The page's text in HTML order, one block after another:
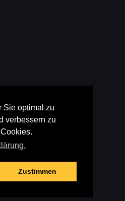
Sie optimal zu
verbessern zu
Zustimmen